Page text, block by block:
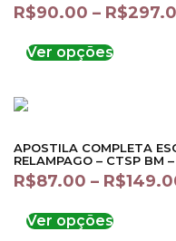
R$90.00 – R$
Ver opções
APOSTILA COMPLETA
RELAMPAGO – CTSP BM
R$87.00 – R$
Ver opções